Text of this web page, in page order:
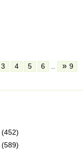
3 4 5 6 .. » 9
(452)
(589)